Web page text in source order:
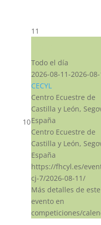
10
11
Todo el día
2026-08-11-2026-
CECYL
Centro Ecuestre de
Castilla y León,
España
Centro Ecuestre de
Castilla y León,
España
https://fhcyl.es/
cj-7/2026-08-11/
Más detalles de este
evento en
competiciones/